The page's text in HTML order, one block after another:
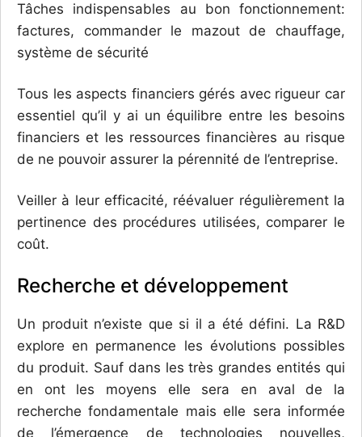
Tâches indispensables au bon fonctionnement:
factures, commander le mazout de chauffage,
système de sécurité
Tous les aspects financiers gérés avec rigueur car
essentiel qu’il y ai un équilibre entre les besoins
financiers et les ressources financières au risque
de ne pouvoir assurer la pérennité de l’entreprise.
Veiller à leur efficacité, réévaluer régulièrement la
pertinence des procédures utilisées, comparer le
coût.
Recherche et développement
Un produit n’existe que si il a été défini. La R&D
explore en permanence les évolutions possibles
du produit. Sauf dans les très grandes entités qui
en ont les moyens elle sera en aval de la
recherche fondamentale mais elle sera informée
de l’émergence de technologies nouvelles,